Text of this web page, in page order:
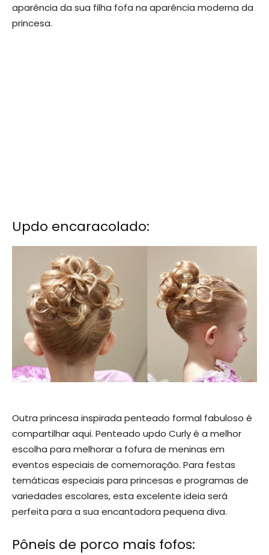
aparência da sua filha fofa na aparência moderna da
princesa.
Updo encaracolado:
Outra princesa inspirada penteado formal fabuloso é
compartilhar aqui. Penteado updo Curly é a melhor
escolha para melhorar a fofura de meninas em
eventos especiais de comemoração. Para festas
temáticas especiais para princesas e programas de
variedades escolares, esta excelente ideia será
perfeita para a sua encantadora pequena diva.
Pôneis de porco mais fofos: